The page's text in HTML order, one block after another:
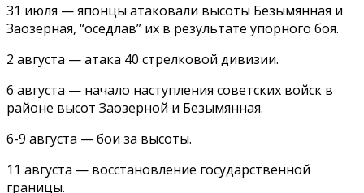
31 июля — японцы атаковали высоты Безымянная и
Заозерная, “оседлав” их в результате упорного боя.
2 августа — атака 40 стрелковой дивизии.
6 августа — начало наступления советских войск в
районе высот Заозерной и Безымянная.
6-9 августа — бои за высоты.
11 августа — восстановление государственной
границы.